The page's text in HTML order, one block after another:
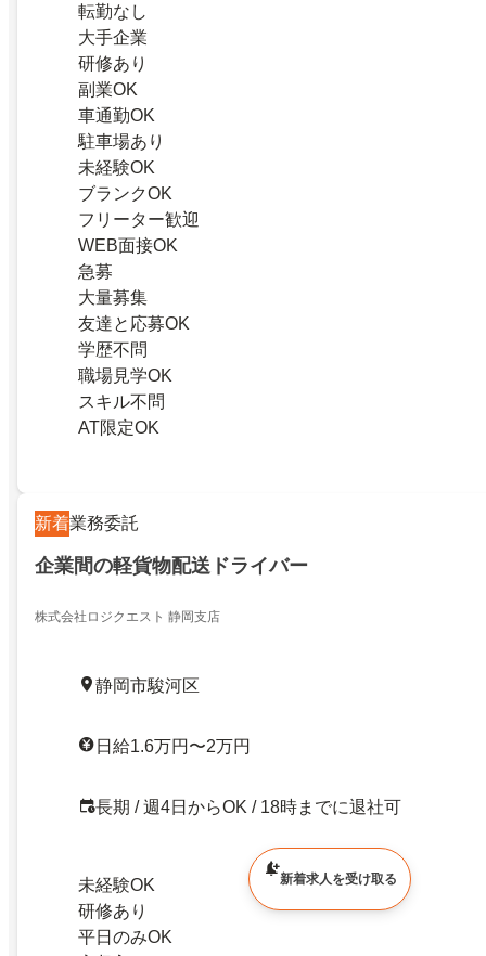
転勤なし
大手企業
研修あり
副業OK
車通勤OK
駐車場あり
未経験OK
ブランクOK
フリーター歓迎
WEB面接OK
急募
大量募集
友達と応募OK
学歴不問
職場見学OK
スキル不問
AT限定OK
新着業務委託
企業間の軽貨物配送ドライバー
株式会社ロジクエスト 静岡支店
静岡市駿河区
日給1.6万円〜2万円
長期 / 週4日からOK / 18時までに退社可
未経験OK
研修あり
平日のみOK
新着求人を受け取る